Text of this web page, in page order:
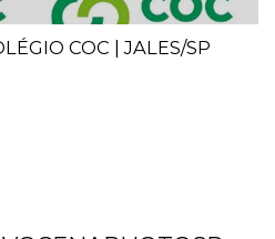
COC | JALES/SP